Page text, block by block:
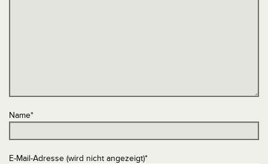
Name*
E-Mail-Adresse (wird nicht angezeigt)*